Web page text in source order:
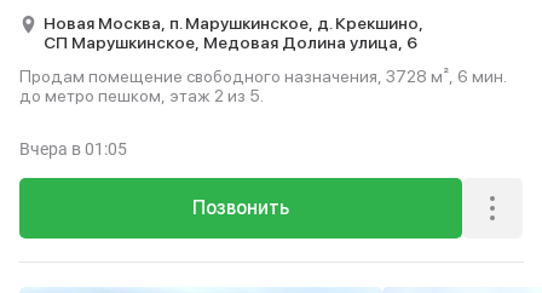
Новая Москва, п. Марушкинское, д. Крекшино,
СП Марушкинское, Медовая Долина улица, 6
Продам помещение свободного назначения, 3728 м², 6 мин.
до метро пешком, этаж 2 из 5.
Позвонить
Вчера в 01:05